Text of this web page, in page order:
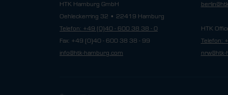
HTK Hamburg GmbH
Oehleckerring 32 • 22419 Hamburg
Telefon: +49 (0)40 - 600 38 38 - 0
Fax: +49 (0)40 - 600 38 38 - 99
info@htk-hamburg.com
HTK
Telefon: